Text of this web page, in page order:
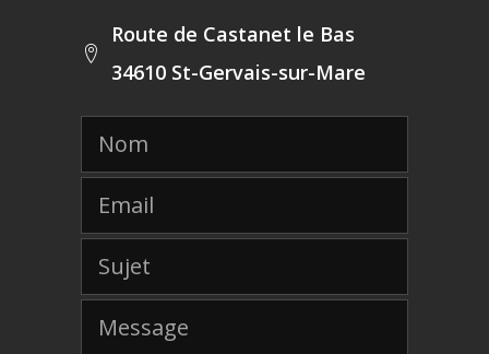
Route de Castanet le Bas
34610 St-Gervais-sur-Mare